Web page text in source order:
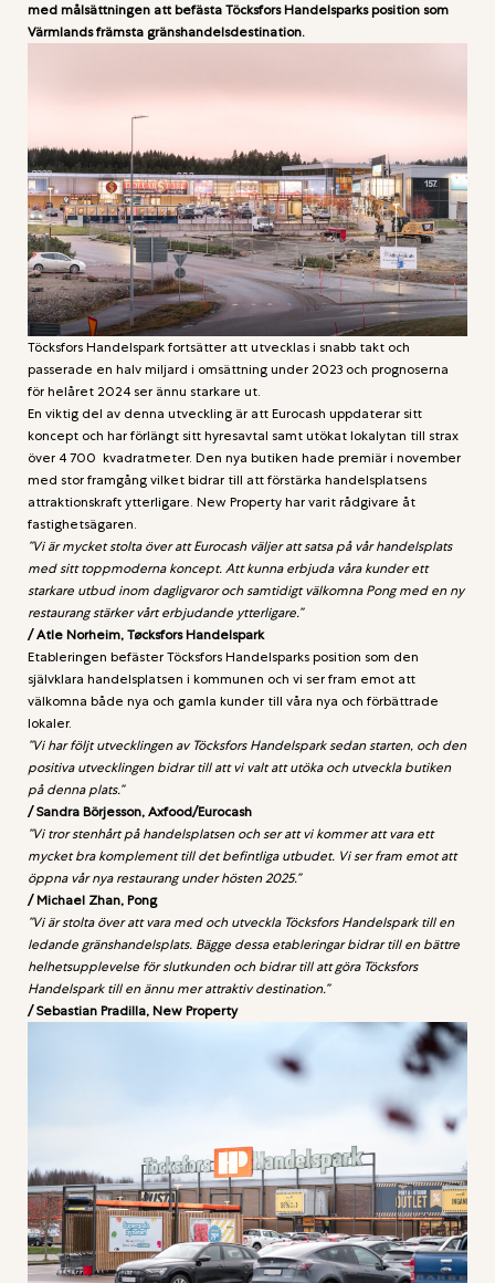
med målsättningen att befästa Töcksfors Handelsparks position som
Värmlands främsta gränshandelsdestination.
Töcksfors Handelspark fortsätter att utvecklas i snabb takt och
passerade en halv miljard i omsättning under 2023 och prognoserna
för helåret 2024 ser ännu starkare ut.
En viktig del av denna utveckling är att Eurocash uppdaterar sitt
koncept och har förlängt sitt hyresavtal samt utökat lokalytan till strax
över 4 700 kvadratmeter. Den nya butiken hade premiär i november
med stor framgång vilket bidrar till att förstärka handelsplatsens
attraktionskraft ytterligare. New Property har varit rådgivare åt
fastighetsägaren.
”Vi är mycket stolta över att Eurocash väljer att satsa på vår handelsplats
med sitt toppmoderna koncept. Att kunna erbjuda våra kunder ett
starkare utbud inom dagligvaror och samtidigt välkomna Pong med en ny
restaurang stärker vårt erbjudande ytterligare.”
/ Atle Norheim, Tøcksfors Handelspark
Etableringen befäster Töcksfors Handelsparks position som den
självklara handelsplatsen i kommunen och vi ser fram emot att
välkomna både nya och gamla kunder till våra nya och förbättrade
lokaler.
”Vi har följt utvecklingen av Töcksfors Handelspark sedan starten, och den
positiva utvecklingen bidrar till att vi valt att utöka och utveckla butiken
på denna plats.”
/ Sandra Börjesson, Axfood/Eurocash
”Vi tror stenhårt på handelsplatsen och ser att vi kommer att vara ett
mycket bra komplement till det befintliga utbudet. Vi ser fram emot att
öppna vår nya restaurang under hösten 2025.”
/ Michael Zhan, Pong
”Vi är stolta över att vara med och utveckla Töcksfors Handelspark till en
ledande gränshandelsplats. Bägge dessa etableringar bidrar till en bättre
helhetsupplevelse för slutkunden och bidrar till att göra Töcksfors
Handelspark till en ännu mer attraktiv destination.”
/ Sebastian Pradilla, New Property